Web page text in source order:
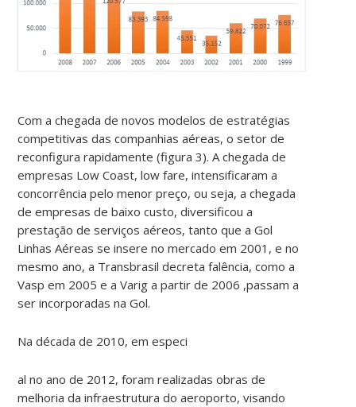
Com a chegada de novos modelos de estratégias
competitivas das companhias aéreas, o setor de
reconfigura rapidamente (figura 3). A chegada de
empresas Low Coast, low fare, intensificaram a
concorrência pelo menor preço, ou seja, a chegada
de empresas de baixo custo, diversificou a
prestação de serviços aéreos, tanto que a Gol
Linhas Aéreas se insere no mercado em 2001, e no
mesmo ano, a Transbrasil decreta falência, como a
Vasp em 2005 e a Varig a partir de 2006 ,passam a
ser incorporadas na Gol.
Na década de 2010, em especi
al no ano de 2012, foram realizadas obras de
melhoria da infraestrutura do aeroporto, visando